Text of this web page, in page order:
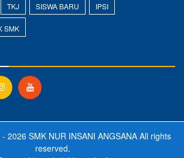
TKJ SISWA BARU IPSI
SMK
2026 SMK NUR INSANI ANGSANAAll rights
reserved.